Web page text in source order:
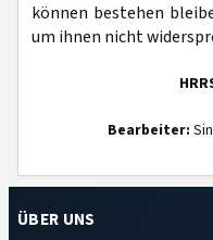
können bestehen
um ihnen nicht
Bearbeiter:
ÜBER UNS